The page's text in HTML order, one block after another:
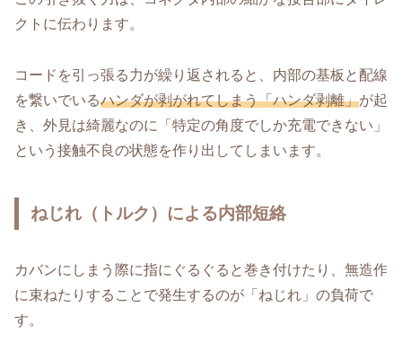
クトに伝わります。
コードを引っ張る力が繰り返されると、内部の基板と配線
を繋いでいるハンダが剥がれてしまう「ハンダ剥離」が起
き、外見は綺麗なのに「特定の角度でしか充電できない」
という接触不良の状態を作り出してしまいます。
ねじれ（トルク）による内部短絡
カバンにしまう際に指にぐるぐると巻き付けたり、無造作
に束ねたりすることで発生するのが「ねじれ」の負荷で
す。